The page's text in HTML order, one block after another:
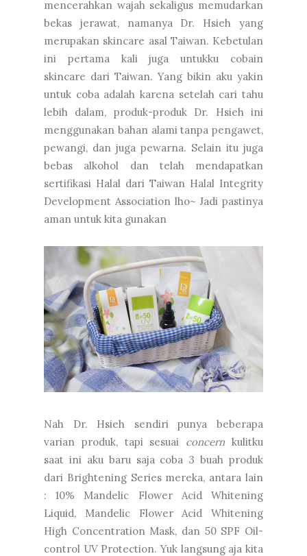
mencerahkan wajah sekaligus memudarkan
bekas jerawat, namanya Dr. Hsieh yang
merupakan skincare asal Taiwan. Kebetulan
ini pertama kali juga untukku cobain
skincare dari Taiwan. Yang bikin aku yakin
untuk coba adalah karena setelah cari tahu
lebih dalam, produk-produk Dr. Hsieh ini
menggunakan bahan alami tanpa pengawet,
pewangi, dan juga pewarna. Selain itu juga
bebas alkohol dan telah mendapatkan
sertifikasi Halal dari Taiwan Halal Integrity
Development Association lho~ Jadi pastinya
aman untuk kita gunakan
Nah Dr. Hsieh sendiri punya beberapa
varian produk, tapi sesuai concern kulitku
saat ini aku baru saja coba 3 buah produk
dari Brightening Series mereka, antara lain
:10% Mandelic Flower Acid Whitening
Liquid, Mandelic Flower Acid Whitening
High Concentration Mask, dan 50 SPF Oil-
control UV Protection. Yuk langsung aja kita